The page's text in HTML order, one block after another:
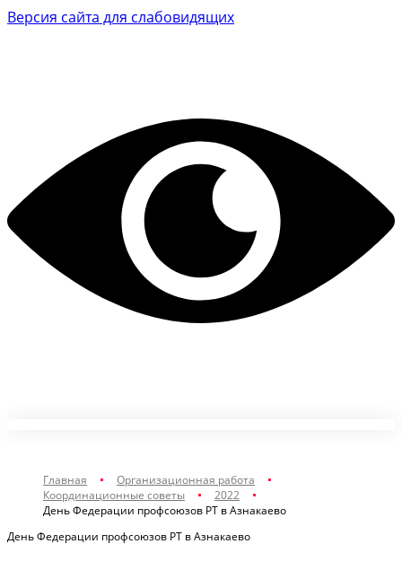
Версия сайта для слабовидящих
Главная
Организационная работа
Координационные советы
2022
День Федерации профсоюзов РТ в Азнакаево
День Федерации профсоюзов РТ в Азнакаево